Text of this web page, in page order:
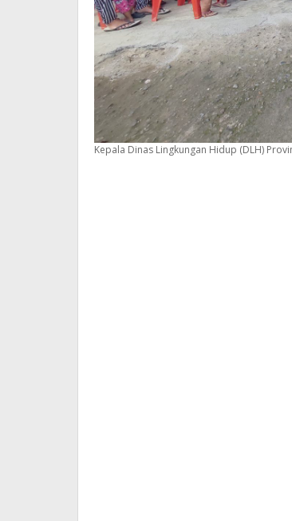
Kepala Dinas Lingkungan Hidup (DLH)